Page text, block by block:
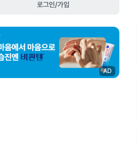
로그인/가입
AD